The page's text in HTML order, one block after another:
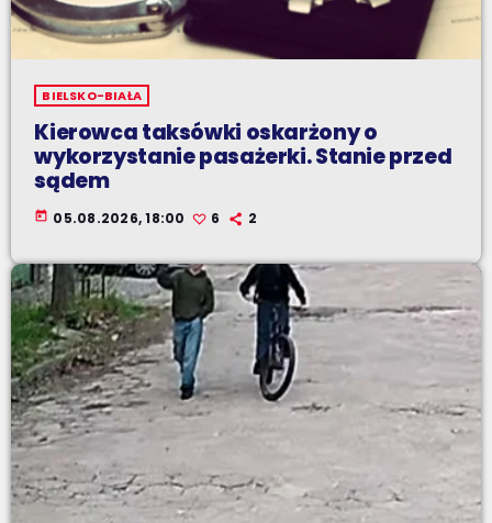
BIELSKO-BIAŁA
Kierowca taksówki oskarżony o
wykorzystanie pasażerki. Stanie przed
sądem
today 05.08.2026, 18:00 6 2